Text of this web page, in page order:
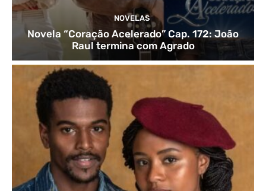
NOVELAS
Novela “Coração Acelerado” Cap. 172: João
Raul termina com Agrado